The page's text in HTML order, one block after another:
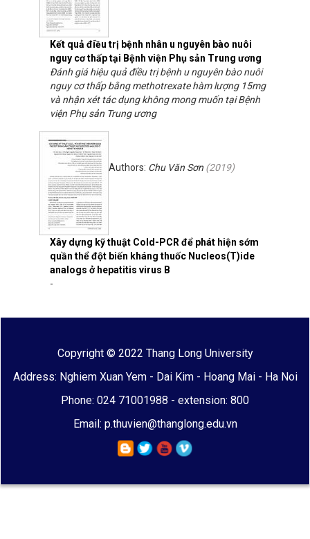
Kết quả điều trị bệnh nhân u nguyên bào nuôi
nguy cơ thấp tại Bệnh viện Phụ sản Trung ương
Đánh giá hiệu quả điều trị bệnh u nguyên bào nuôi
nguy cơ thấp bằng methotrexate hàm lượng 15mg
và nhận xét tác dụng không mong muốn tại Bệnh
viện Phụ sản Trung ương
Xây dựng kỹ thuật Cold-PCR để phát hiện sớm
quần thể đột biến kháng thuốc Nucleos(T)ide
analogs ở hepatitis virus B
Authors: Chu Văn Sơn (2019)
-
Copyright © 2022 Thang Long University
Address: Nghiem Xuan Yem - Dai Kim - Hoang Mai - Ha Noi
Phone: 024 71001988 - extension: 800
Email: p.thuvien@thanglong.edu.vn